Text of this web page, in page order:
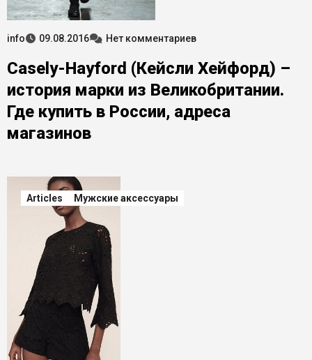
info 09.08.2016 Нет комментариев
Casely-Hayford (Кейсли Хейфорд) –
история марки из Великобритании.
Где купить в России, адреса
магазинов
Articles Мужские аксессуары